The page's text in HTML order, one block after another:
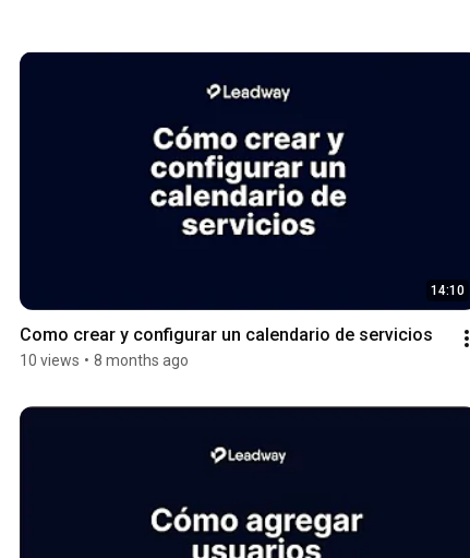
14:10
Como crear y configurar un calendario de servicios
10 views • 8 months ago